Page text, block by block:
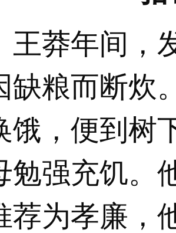
年间，发
缺粮而断炊
饿，便到树
勉强充饥。
荐为孝廉，